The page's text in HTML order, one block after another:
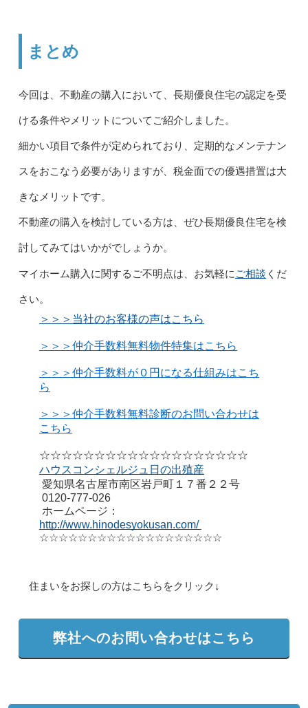
まとめ
今回は、不動産の購入において、長期優良住宅の認定を受
ける条件やメリットについてご紹介しました。
細かい項目で条件が定められており、定期的なメンテナン
スをおこなう必要がありますが、税金面での優遇措置は大
きなメリットです。
不動産の購入を検討している方は、ぜひ長期優良住宅を検
討してみてはいかがでしょうか。
マイホーム購入に関するご不明点は、お気軽にご相談 くだ
さい。
＞＞＞当社のお客様の声はこちら
＞＞＞仲介手数料無料物件特集はこちら
＞＞＞仲介手数料が０円になる仕組みはこち
ら
＞＞＞仲介手数料無料診断のお問い合わせは
こちら
☆☆☆☆☆☆☆☆☆☆☆☆☆☆☆☆☆☆☆
ハウスコンシェルジュ日の出殖産
愛知県名古屋市南区岩戸町１７番２２号
0120-777-026
ホームページ：
http://www.hinodesyokusan.com/
☆☆☆☆☆☆☆☆☆☆☆☆☆☆☆☆☆☆☆
住まいをお探しの方はこちらをクリック↓
弊社へのお問い合わせはこちら